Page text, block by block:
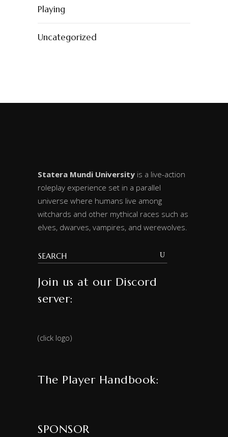
Playing
Uncategorized
Statera Mundi University is a live-action
roleplay experience set in a parallel
universe where humans live among
witchards and other mythical races such as
elves, dwarves, vampires, and werewolves.
Join us at our Discord
server:
(click logo)
The Player Handbook:
SPONSOR